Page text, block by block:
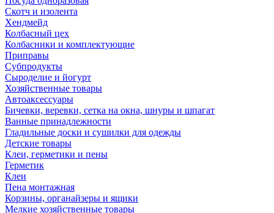
Скотч и изолента
Хендмейд
Колбасный цех
Колбасники и комплектующие
Приправы
Субпродукты
Сыроделие и йогурт
Хозяйственные товары
Автоаксессуары
Бичевки, веревки, сетка на окна, шнуры и шпагат
Ванные принадлежности
Гладильные доски и сушилки для одежды
Детские товары
Клеи, герметики и пены
Герметик
Клеи
Пена монтажная
Корзины, органайзеры и ящики
Мелкие хозяйственные товары